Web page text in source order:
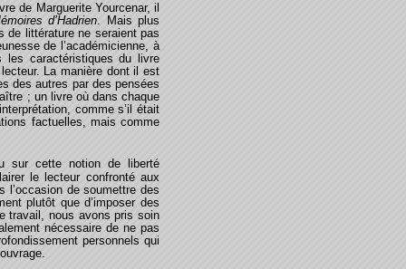
de Marguerite Yourcenar, il
d’Hadrien . Mais plus
de littérature ne seraient pas
de l’académicienne, à
caractéristiques du livre
La manière dont il est
des autres par des pensées
; un livre où dans chaque
comme s’il était
factuelles, mais comme
sur cette notion de liberté
le lecteur confronté aux
l’occasion de soumettre des
plutôt que d’imposer des
travail, nous avons pris soin
nécessaire de ne pas
personnels qui